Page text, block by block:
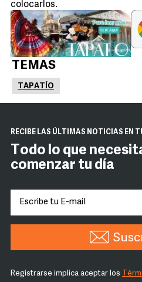
colocarlos.
TEMAS
TAPATÍO
RECIBE LAS ÚLTIMAS NOTICIAS EN
Todo lo que
comenzar tu día
Registrarse implica aceptar los